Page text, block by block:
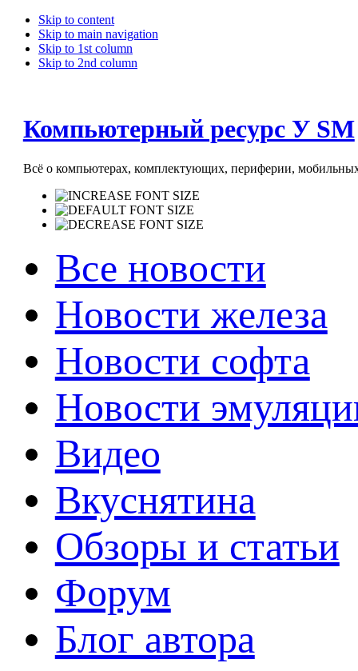
Skip to content
Skip to main navigation
Skip to 1st column
Skip to 2nd column
Компьютерный ресурс У SM
Всё о компьютерах, комплектующих, периферии, мобильных
Все новости
Новости железа
Новости софта
Новости
Видео
Вкуснятина
Обзоры и статьи
Форум
Блог автора